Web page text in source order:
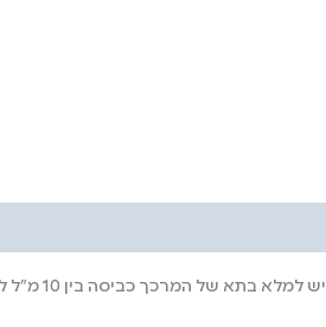
יש למלא בתא של המרכך כביסה בין 10 מ"ל ל- 15 מ"ל תמצית והריח נשאר גם אחרי מייבש.